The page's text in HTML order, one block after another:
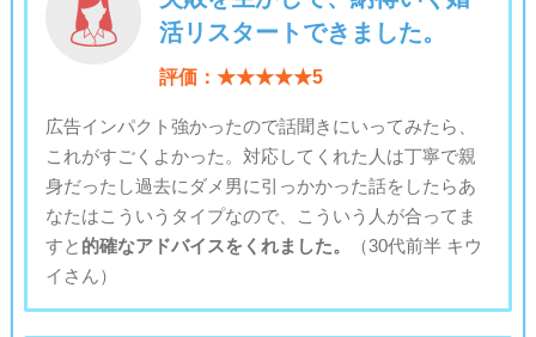
活リスタートできました。
評価：★★★★★5
広告インパクト強かったので話聞きにいってみたら、
これがすごくよかった。対応してくれた人は丁寧で親
身だったし過去にダメ男に引っかかった話をしたらあ
なたはこういうタイプなので、こういう人が合ってま
すと 的確なアドバイスをくれました。
（30代前半 キウ
イさん）